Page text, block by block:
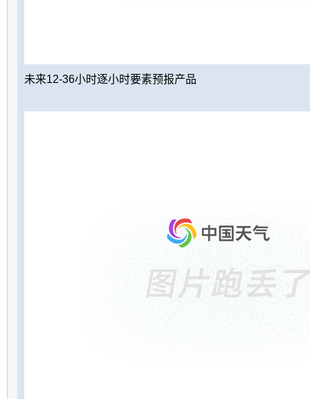
未来12-36小时逐小时要素预报产品